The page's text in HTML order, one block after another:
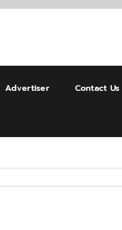
Advertiser Contact Us